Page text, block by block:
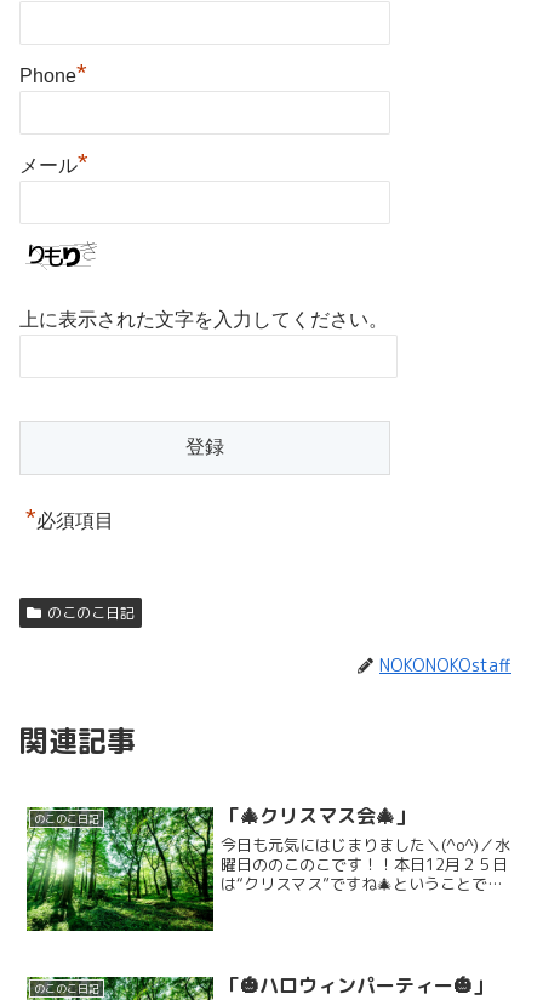
Phone*
メール*
上に表示された文字を入力してください。
*必須項目
のこのこ日記
NOKONOKOstaff
関連記事
のこのこ日記 「🎄クリスマス会🎄」
今日も元気にはじまりました＼(^o^)／水
曜日ののこのこです！！本日12月２５日
は“クリスマス”ですね🎄ということで、
のこのこ日記 「🎃ハロウィンパーティー🎃」